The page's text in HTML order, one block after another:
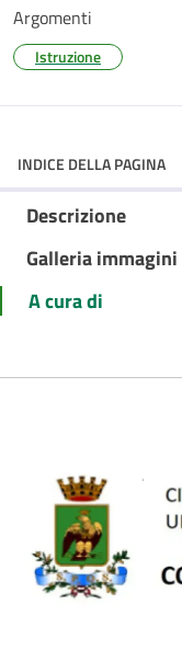
Argomenti
Istruzione
INDICE DELLA PAGINA
Descrizione
Galleria immagini
A cura di